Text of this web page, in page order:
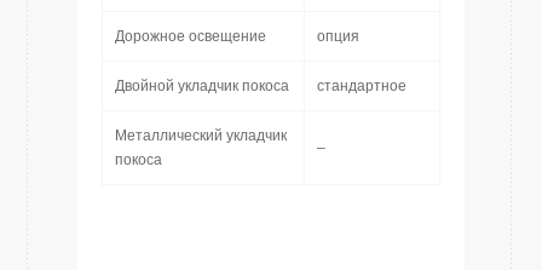
Дорожное освещение опция
Двойной укладчик покоса стандартное
Металлический укладчик
покоса
–